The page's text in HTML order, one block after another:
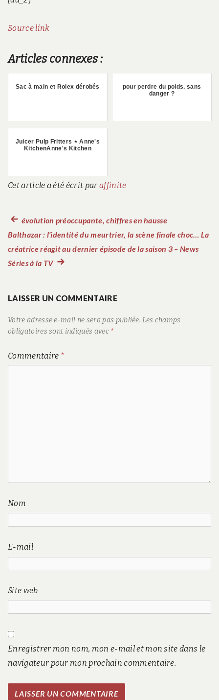
Source link
Articles connexes :
Sac à main et Rolex dérobés
pour perdre du poids, sans
danger ?
Juicer Pulp Fritters ⋆ Anne's
KitchenAnne's Kitchen
Cet article a été écrit par affinite
Navigation
de
Article
précédent :
évolution préoccupante, chiffres en hausse
Balthazar : l’identité du meurtrier, la scène finale choc… La
créatrice réagit au dernier épisode de la saison 3 – News
Séries à la TVArticle
LAISSER UN COMMENTAIRE
Votre adresse e-mail ne sera pas publiée. Les champs
obligatoires sont indiqués avec *
Commentaire *
Nom
E-mail
Site web
Enregistrer mon nom, mon e-mail et mon site dans le
navigateur pour mon prochain commentaire.